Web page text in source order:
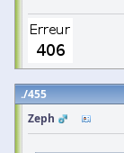
455
Zeph